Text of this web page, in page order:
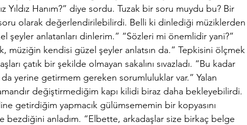
Yıldız Hanım?” diye sordu. Tuzak bir soru muydu bu? Bir
olarak değerlendirilebilirdi. Belli ki dinlediği müziklerden
şeyler anlatanları dinlerim.” “Sözleri mi önemlidir yani?”
müziğin kendisi güzel şeyler anlatsın da.” Tepkisini ölçmek
çatık bir şekilde olmayan sakalını sıvazladı. “Bu kadar
da yerine getirmem gereken sorumluluklar var.” Yalan
değiştirmediğim kapı kilidi biraz daha bekleyebilirdi.
getirdiğim yapmacık gülümsememin bir kopyasını
bezdiğini anladım. “Elbette, arkadaşlar size birkaç belge